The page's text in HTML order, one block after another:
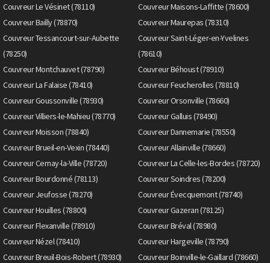
Couvreur Le Vésinet (78110)
Couvreur Maisons-Laffitte (78600)
Couvreur Bailly (78870)
Couvreur Maurepas (78310)
Couvreur Tessancourt-sur-Aubette
(78250)
Couvreur Saint-Léger-en-Yvelines
(78610)
Couvreur Montchauvet (78790)
Couvreur Béhoust (78910)
Couvreur La Falaise (78410)
Couvreur Feucherolles (78810)
Couvreur Goussonville (78930)
Couvreur Orsonville (78660)
Couvreur Villiers-le-Mahieu (78770)
Couvreur Galluis (78490)
Couvreur Moisson (78840)
Couvreur Dannemarie (78550)
Couvreur Brueil-en-Vexin (78440)
Couvreur Allainville (78660)
Couvreur Cernay-la-Ville (78720)
Couvreur La Celle-les-Bordes (78720)
Couvreur Bourdonné (78113)
Couvreur Soindres (78200)
Couvreur Jeufosse (78270)
Couvreur Évecquemont (78740)
Couvreur Houilles (78800)
Couvreur Gazeran (78125)
Couvreur Flexanville (78910)
Couvreur Bréval (78980)
Couvreur Nézel (78410)
Couvreur Hargeville (78790)
Couvreur Breuil-Bois-Robert (78930)
Couvreur Boinville-le-Gaillard (78660)